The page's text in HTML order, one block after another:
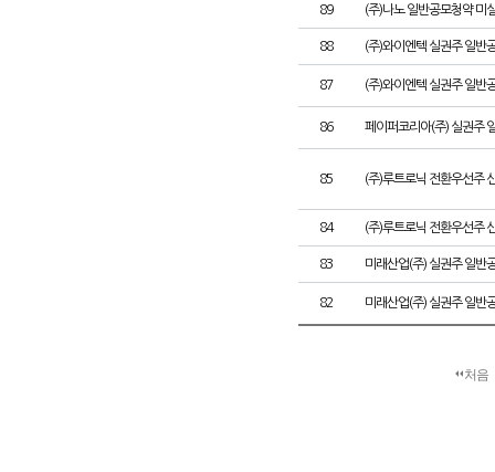
89 (주)나노 일반공모청약 미
88 (주)와이엔텍 실권주 일반
87 (주)와이엔텍 실권주 일반
86 페이퍼코리아(주) 실권주
85 (주)루트로닉 전환우선주
84 (주)루트로닉 전환우선주
83 미래산업(주) 실권주 일반
82 미래산업(주) 실권주 일반
처음